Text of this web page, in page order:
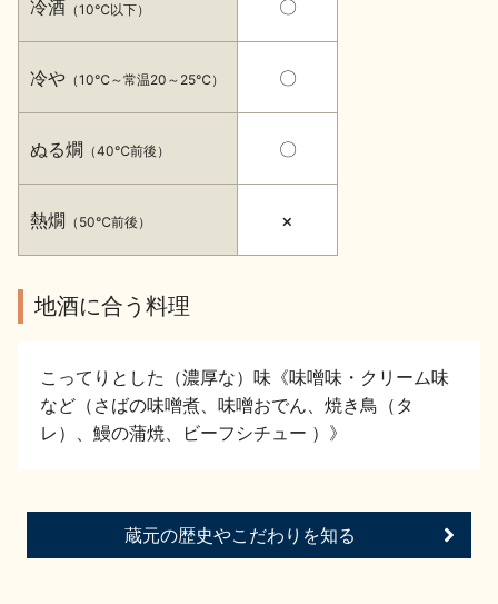
イベント情報TOP 新商品・おすすめ商品
季節の商品
冷酒 （10℃以下）
冷や （10℃～常温20～25℃）
ぬる燗 （40℃前後）
熱燗 （50℃前後）
〇
〇
〇
×
地酒に合う料理
こってりとした（濃厚な）味《味噌味・クリーム味
など（さばの味噌煮、味噌おでん、焼き鳥（タ
レ）、鰻の蒲焼、ビーフシチュー ）》
蔵元の歴史やこだわりを知る